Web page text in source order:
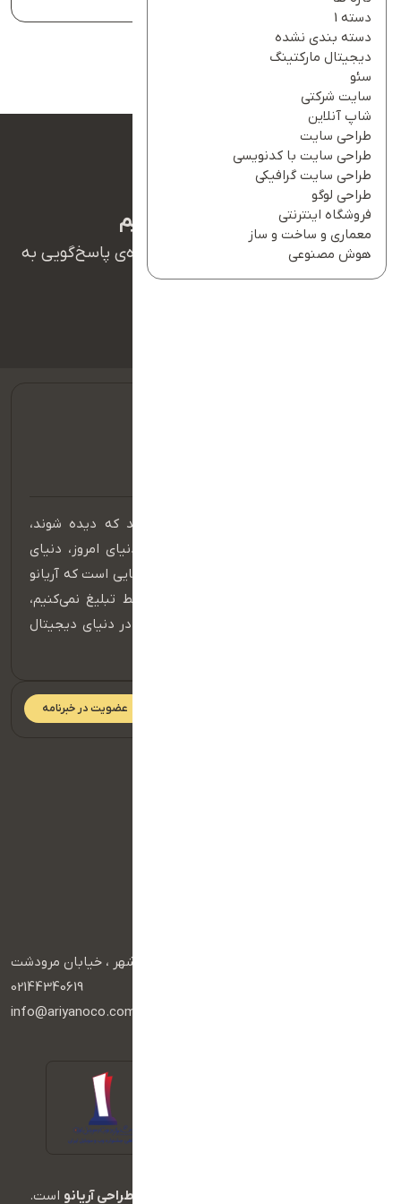
دسته 1
دسته بندی نشده
دیجیتال مارکتینگ
سئو
سایت شرکتی
شاپ آنلاین
طراحی سایت
طراحی سایت با کدنویسی
طراحی سایت گرافیکی
طراحی لوگو
فروشگاه اینترنتی
معماری و ساخت و ساز
هوش مصنوعی
ما بهت کمک میکنیم
همکاران ما در تیم پشتیبانی آریانو آماده‌ی پاسخ‌گویی به
سوالات شما هستند.
در عصر دیجیتال، برندهایی موفق هستند که دیده شوند،
شنیده شوند و در ذهن مخاطب بمانند. دنیای امروز، دنیای
حضور مؤثر در فضای آنلاین است و اینجا جایی است که آریانو
قدرت واقعی خود را نشان می‌دهد. ما فقط تبلیغ نمی‌کنیم،
بلکه داستان برند شما را می‌سازیم و آن را در دنیای دیجیتال
عضویت در خبرنامه
تهران، آریاشهر ، خیابان مرودشت
02144340619
info@ariyanoco.com
آژانس طراحی آریانو است.